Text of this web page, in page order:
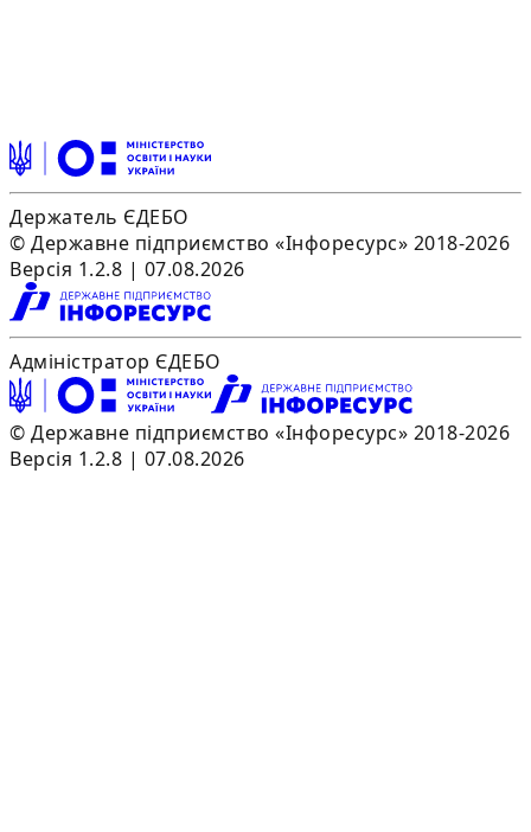
Держатель ЄДЕБО
© Державне підприємство «Інфоресурс» 2018-2026
Версія 1.2.8 | 07.08.2026
Адміністратор ЄДЕБО
© Державне підприємство «Інфоресурс» 2018-2026
Версія 1.2.8 | 07.08.2026